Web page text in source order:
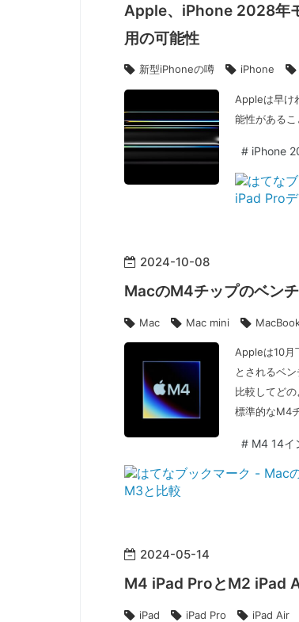
Apple、iPhone 2028年
用の可能性
新型iPhoneの噂 iPhone
Appleは早け
能性がある
# iPhone
2024-10-08
MacのM4チップのベン
Mac Mac mini
Appleは10月
とされるベ
比較してど
標準的なM4
# M4 14イ
2024-05-14
M4 iPad ProとM2 iPad
iPad iPad Pro iPad Air